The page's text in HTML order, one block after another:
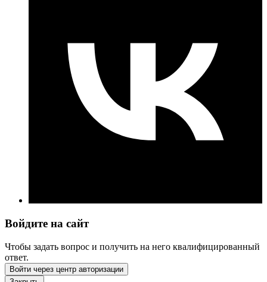
Войдите на сайт
Чтобы задать вопрос и получить на него квалифицированный
ответ.
Войти через центр авторизации